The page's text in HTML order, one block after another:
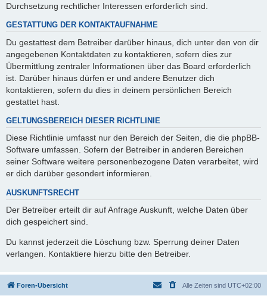
Durchsetzung rechtlicher Interessen erforderlich sind.
GESTATTUNG DER KONTAKTAUFNAHME
Du gestattest dem Betreiber darüber hinaus, dich unter den von dir
angegebenen Kontaktdaten zu kontaktieren, sofern dies zur
Übermittlung zentraler Informationen über das Board erforderlich
ist. Darüber hinaus dürfen er und andere Benutzer dich
kontaktieren, sofern du dies in deinem persönlichen Bereich
gestattet hast.
GELTUNGSBEREICH DIESER RICHTLINIE
Diese Richtlinie umfasst nur den Bereich der Seiten, die die phpBB-
Software umfassen. Sofern der Betreiber in anderen Bereichen
seiner Software weitere personenbezogene Daten verarbeitet, wird
er dich darüber gesondert informieren.
AUSKUNFTSRECHT
Der Betreiber erteilt dir auf Anfrage Auskunft, welche Daten über
dich gespeichert sind.
Du kannst jederzeit die Löschung bzw. Sperrung deiner Daten
verlangen. Kontaktiere hierzu bitte den Betreiber.
Foren-Übersicht Alle Zeiten sind UTC+02:00